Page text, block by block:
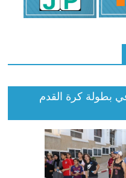
ب 16 فريقا في بطولة كرة القدم